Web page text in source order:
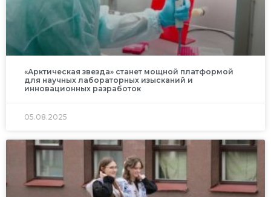
«Арктическая звезда» станет мощной платформой
для научных лабораторных изысканий и
инновационных разработок
05.08.2025